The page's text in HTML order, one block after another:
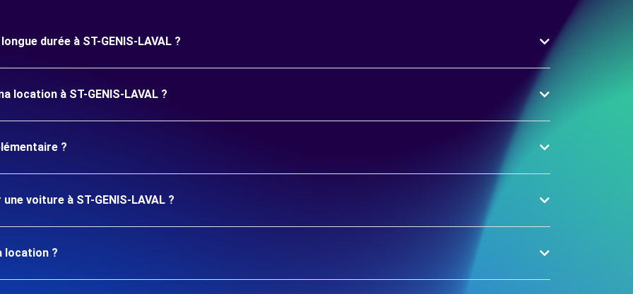
durée à ST-GENIS-LAVAL ?
location à ST-GENIS-LAVAL ?
?
voiture à ST-GENIS-LAVAL ?
location ?